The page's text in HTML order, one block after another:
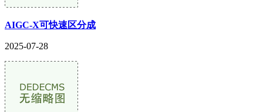
AIGC-X可快速区分成
2025-07-28